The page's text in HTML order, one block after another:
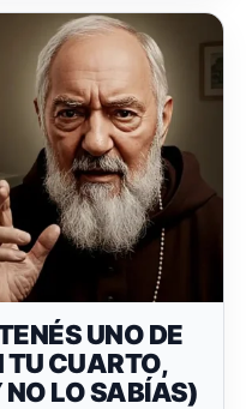
UNO DE
TU CUARTO,
NO LO SABÍAS)